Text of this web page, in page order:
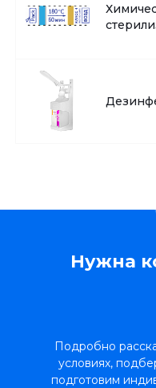
Нужна
Подробно
условиях,
подготовим